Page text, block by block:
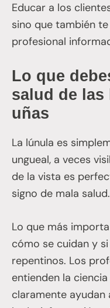
Educar a los
sino que también
profesional
Lo que
salud de las
uñas
La lúnula es
ungueal, a veces
de la vista es
signo de mala salud.
Lo que más
cómo se cuidan y
repentinos. Los
entienden la
claramente